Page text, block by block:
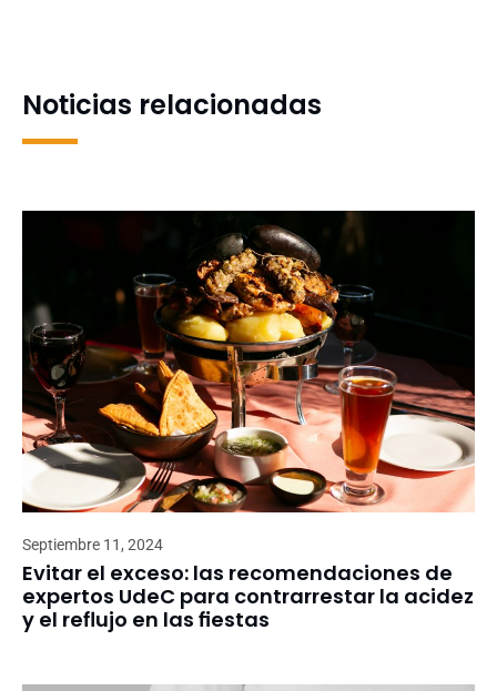
Noticias relacionadas
Septiembre 11, 2024
Evitar el exceso: las recomendaciones de
expertos UdeC para contrarrestar la acidez
y el reflujo en las fiestas